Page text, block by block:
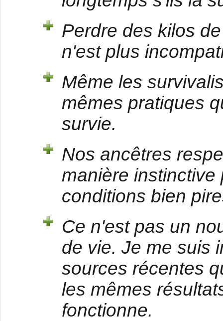
Perdre des kilos
n'est plus
Même les
mêmes pratiques
survie.
Nos ancêtres
manière
conditions bien
Ce n'est pas un
de vie. Je me suis
sources récentes
les mêmes
fonctionne.